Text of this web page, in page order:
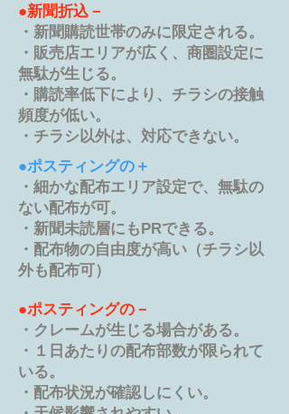
●新聞折込－
・新聞購読世帯のみに限定される。
・販売店エリアが広く、商圏設定に
無駄が生じる。
・購読率低下により、チラシの接触
頻度が低い。
・チラシ以外は、対応できない。
●ポスティングの＋
・細かな配布エリア設定で、無駄の
ない配布が可。
・新聞未読層にもPRできる。
・配布物の⾃由度が⾼い（チラシ以
外も配布可）
●ポスティングの－
・クレームが生じる場合がある。
・１日あたりの配布部数が限られて
いる。
・配布状況が確認しにくい。